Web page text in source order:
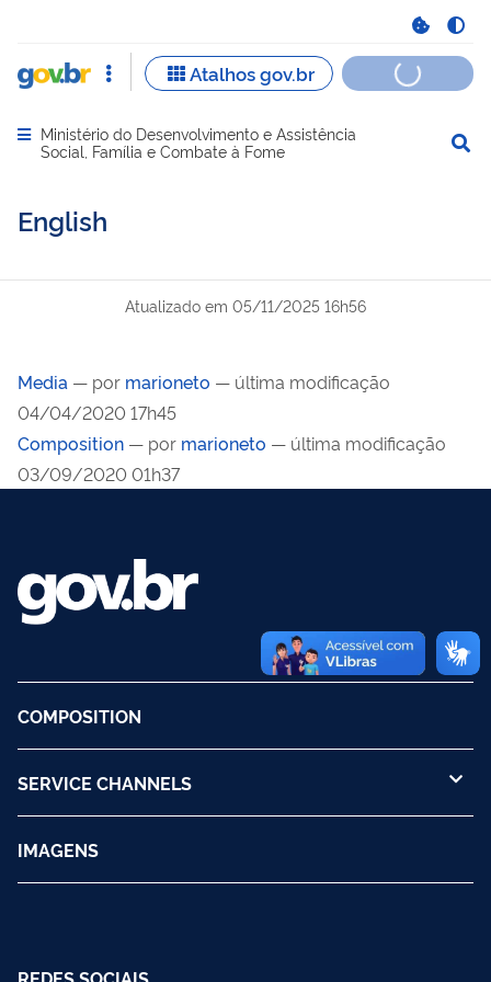
Abrir menu principal de navegação
Ministério do Desenvolvimento e Assistência
Social, Família e Combate à Fome
English
Atualizado em 05/11/2025 16h56
Media — por marioneto — última modificação
04/04/2020 17h45
Composition — por marioneto — última modificação
03/09/2020 01h37
COMPOSITION
SERVICE CHANNELS
IMAGENS